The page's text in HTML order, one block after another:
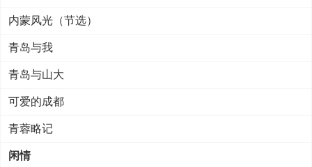
内蒙风光（节选）
青岛与我
青岛与山大
可爱的成都
青蓉略记
闲情